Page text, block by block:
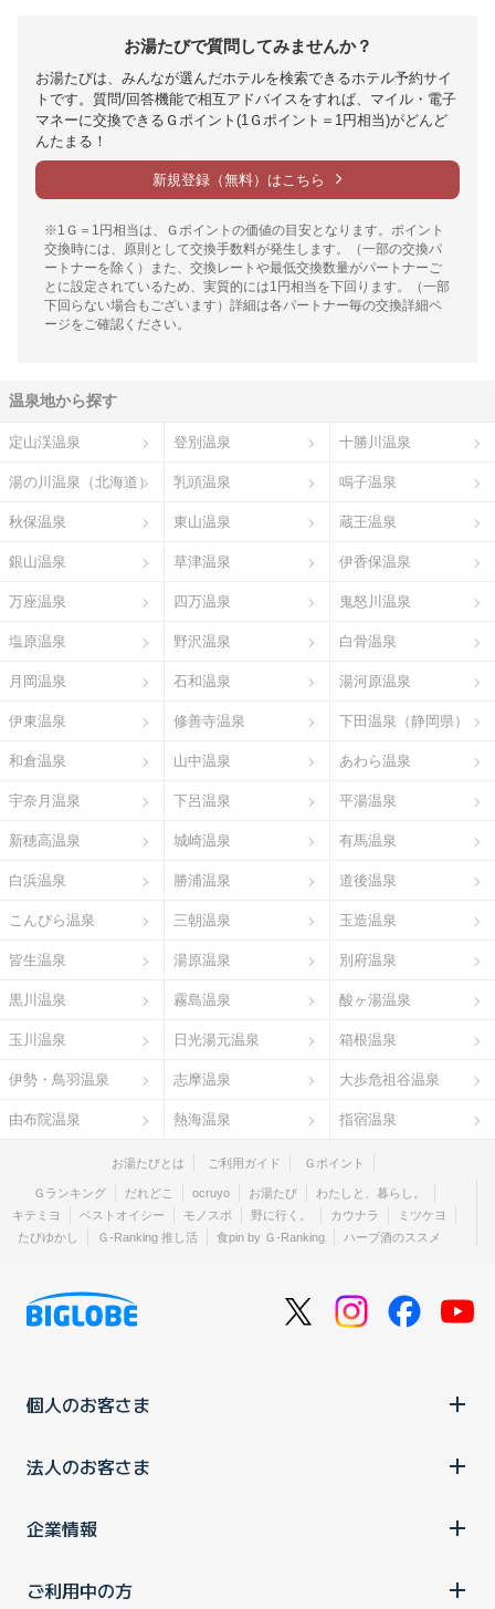
お湯たびで質問してみませんか？
お湯たびは、みんなが選んだホテルを検索できるホテル予約サイ
トです。質問/回答機能で相互アドバイスをすれば、マイル・電子
マネーに交換できるＧポイント(1Ｇポイント＝1円相当)がどんど
んたまる！
新規登録（無料）はこちら
※1Ｇ＝1円相当は、Ｇポイントの価値の目安となります。ポイント
交換時には、原則として交換手数料が発生します。（一部の交換パ
ートナーを除く）また、交換レートや最低交換数量がパートナーご
とに設定されているため、実質的には1円相当を下回ります。（一部
下回らない場合もございます）詳細は各パートナー毎の交換詳細ペ
ージをご確認ください。
温泉地から探す
定山渓温泉 登別温泉 十勝川温泉
湯の川温泉（北海道） 乳頭温泉 鳴子温泉
秋保温泉 東山温泉 蔵王温泉
銀山温泉 草津温泉 伊香保温泉
万座温泉 四万温泉 鬼怒川温泉
塩原温泉 野沢温泉 白骨温泉
月岡温泉 石和温泉 湯河原温泉
伊東温泉 修善寺温泉 下田温泉（静岡県）
和倉温泉 山中温泉 あわら温泉
宇奈月温泉 下呂温泉 平湯温泉
新穂高温泉 城崎温泉 有馬温泉
白浜温泉 勝浦温泉 道後温泉
こんぴら温泉 三朝温泉 玉造温泉
皆生温泉 湯原温泉 別府温泉
黒川温泉 霧島温泉 酸ヶ湯温泉
玉川温泉 日光湯元温泉 箱根温泉
伊勢・鳥羽温泉 志摩温泉 大歩危祖谷温泉
由布院温泉 熱海温泉 指宿温泉
お湯たびとは ご利用ガイド Ｇポイント
Ｇランキング だれどこ ocruyo お湯たび
わたしと、暮らし。
キテミヨ
ベストオイシー モノスポ 野に行く。 カウナラ
ミツケヨ
たびゆかし
Ｇ-Ranking 推し活 食pin by Ｇ-Ranking ハーブ酒のススメ
個人のお客さま
法人のお客さま
企業情報
ご利用中の方